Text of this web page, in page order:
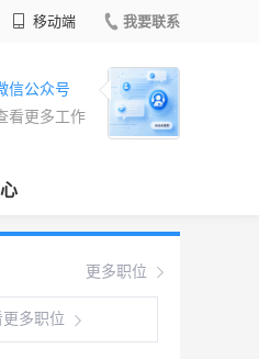
移动端 我要联系
信公众号
看更多工作
更多职位
更多职位